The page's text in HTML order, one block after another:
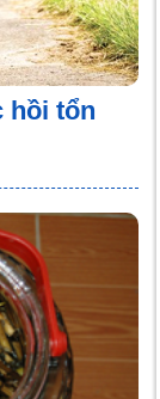
hồi tổn